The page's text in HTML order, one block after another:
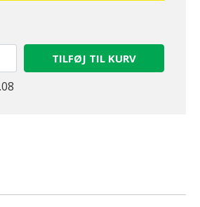
TILFØJ TIL KURV